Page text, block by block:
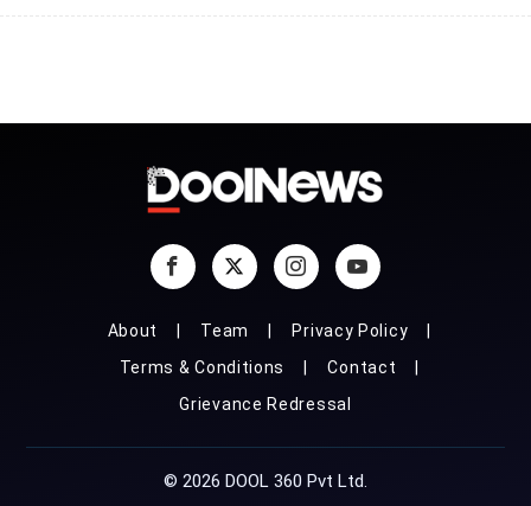
About Team
Privacy Policy
Terms & Conditions
Contact
Grievance Redressal
© 2026 DOOL 360 Pvt Ltd.